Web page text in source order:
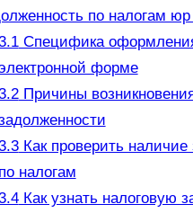
по налогам
Специфика
форме
Причины
Как проверить наличие
по налогам
Как узнать налоговую